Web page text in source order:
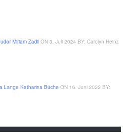
Miriam Zadil ON 3. Juli 2024 BY: Carolyn Heinz
Lange Katharina Büche ON 16. Juni 2022 BY: